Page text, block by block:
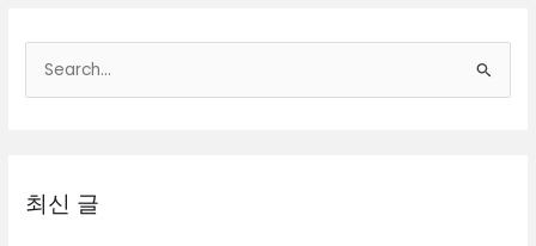
색
최신 글